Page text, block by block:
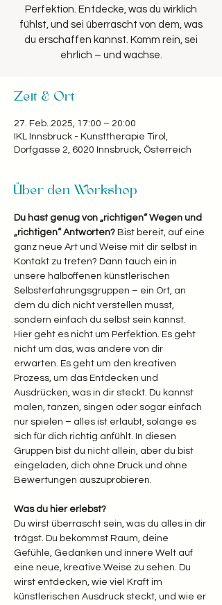
Perfektion. Entdecke, was du wirklich
fühlst, und sei überrascht von dem, was
du erschaffen kannst. Komm rein, sei
ehrlich – und wachse.
Zeit & Ort
27. Feb. 2025, 17:00 – 20:00
IKL Innsbruck - Kunsttherapie Tirol,
Dorfgasse 2, 6020 Innsbruck, Österreich
Über den Workshop
Du hast genug von „richtigen“ Wegen und
„richtigen“ Antworten? Bist bereit, auf eine
ganz neue Art und Weise mit dir selbst in
Kontakt zu treten? Dann tauch ein in
unsere halboffenen künstlerischen
Selbsterfahrungsgruppen – ein Ort, an
dem du dich nicht verstellen musst,
sondern einfach du selbst sein kannst.
Hier geht es nicht um Perfektion. Es geht
nicht um das, was andere von dir
erwarten. Es geht um den kreativen
Prozess, um das Entdecken und
Ausdrücken, was in dir steckt. Du kannst
malen, tanzen, singen oder sogar einfach
nur spielen – alles ist erlaubt, solange es
sich für dich richtig anfühlt. In diesen
Gruppen bist du nicht allein, aber du bist
eingeladen, dich ohne Druck und ohne
Bewertungen auszuprobieren.
Was du hier erlebst?
Du wirst überrascht sein, was du alles in dir
trägst. Du bekommst Raum, deine
Gefühle, Gedanken und innere Welt auf
eine neue, kreative Weise zu sehen. Du
wirst entdecken, wie viel Kraft im
künstlerischen Ausdruck steckt, und wie er